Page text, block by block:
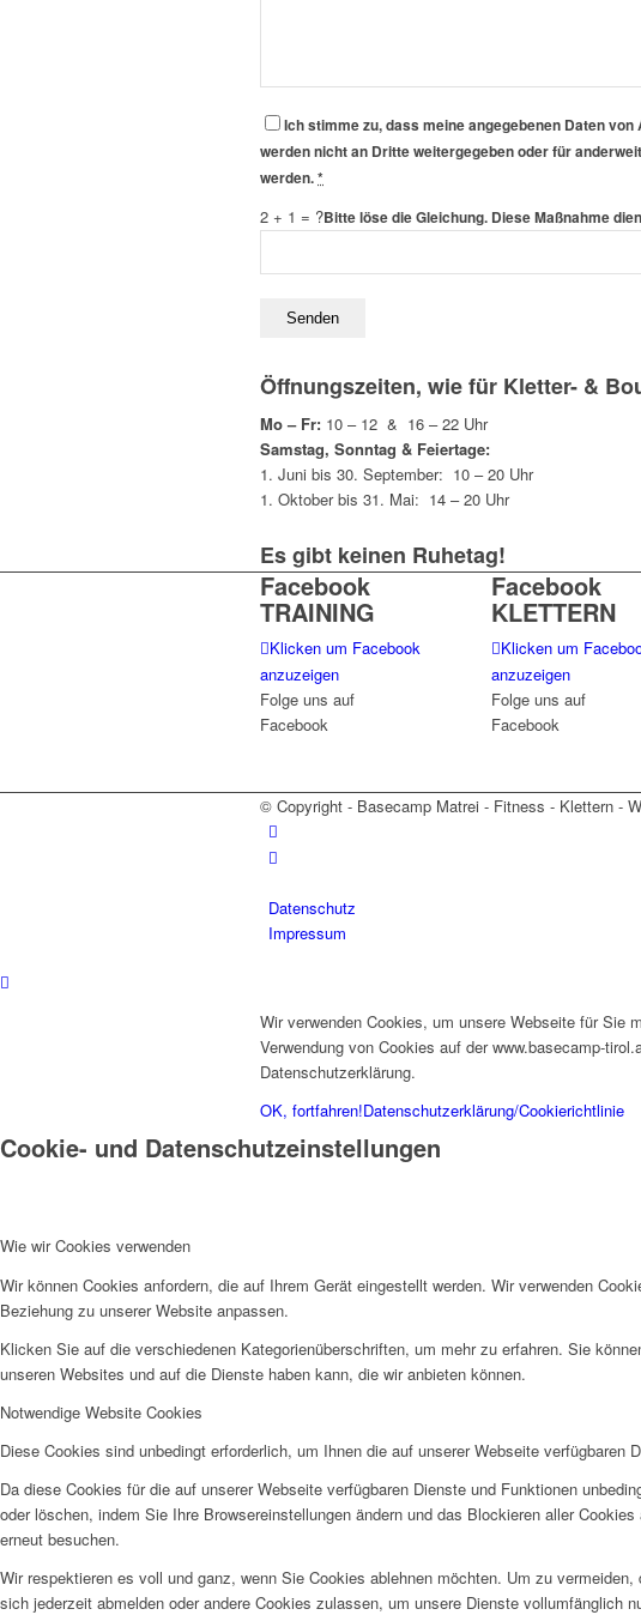
Ich stimme zu, dass meine angegebenen Daten
werden nicht an Dritte weitergegeben oder für
werden.*
2 + 1 = ?Bitte löse die Gleichung. Diese Maßnahme
Öffnungszeiten, wie für Kletter- &
Mo – Fr: 10 – 12 & 16 – 22 Uhr
Samstag, Sonntag & Feiertage:
1. Juni bis 30. September: 10 – 20 Uhr
1. Oktober bis 31. Mai: 14 – 20 Uhr
Es gibt keinen Ruhetag!
Facebook
TRAINING
Klicken um Facebook
anzuzeigen
Folge uns auf
Facebook
Facebook
KLETTERN
Klicken um
anzuzeigen
Folge uns auf
Facebook
© Copyright - Basecamp Matrei - Fitness - Klettern -
Datenschutz
Impressum
Wir verwenden Cookies, um unsere Webseite für Sie
Verwendung von Cookies auf der www.basecamp-
Datenschutzerklärung.
OK, fortfahren!Datenschutzerklärung/Cookierichtlinie
Cookie- und Datenschutzeinstellungen
Wie wir Cookies verwenden
Wir können Cookies anfordern, die auf Ihrem Gerät eingestellt werden. Wir verwenden
Beziehung zu unserer Website anpassen.
Klicken Sie auf die verschiedenen Kategorienüberschriften, um mehr zu erfahren. Sie
unseren Websites und auf die Dienste haben kann, die wir anbieten können.
Notwendige Website Cookies
Diese Cookies sind unbedingt erforderlich, um Ihnen die auf unserer Webseite verfügbaren
Da diese Cookies für die auf unserer Webseite verfügbaren Dienste und Funktionen
oder löschen, indem Sie Ihre Browsereinstellungen ändern und das Blockieren aller
erneut besuchen.
Wir respektieren es voll und ganz, wenn Sie Cookies ablehnen möchten. Um zu
sich jederzeit abmelden oder andere Cookies zulassen, um unsere Dienste vollumfänglich